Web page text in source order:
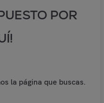
POR
la página que buscas.